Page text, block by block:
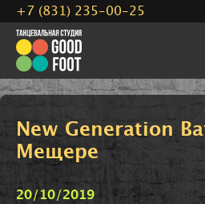
New Generation
Мещере
20/10/2019
+7 (831) 235-00-25